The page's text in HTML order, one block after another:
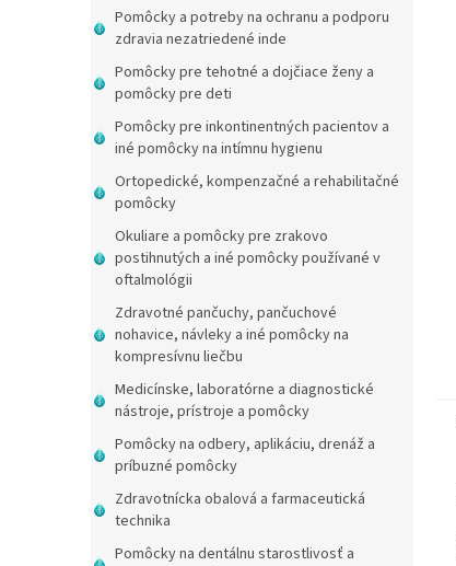
Pomôcky a potreby na ochranu a podporu
zdravia nezatriedené inde
Pomôcky pre tehotné a dojčiace ženy a
pomôcky pre deti
Pomôcky pre inkontinentných pacientov a
iné pomôcky na intímnu hygienu
Ortopedické, kompenzačné a rehabilitačné
pomôcky
Okuliare a pomôcky pre zrakovo
postihnutých a iné pomôcky používané v
oftalmológii
Zdravotné pančuchy, pančuchové
nohavice, návleky a iné pomôcky na
kompresívnu liečbu
Medicínske, laboratórne a diagnostické
nástroje, prístroje a pomôcky
Pomôcky na odbery, aplikáciu, drenáž a
príbuzné pomôcky
Zdravotnícka obalová a farmaceutická
technika
Pomôcky na dentálnu starostlivosť a